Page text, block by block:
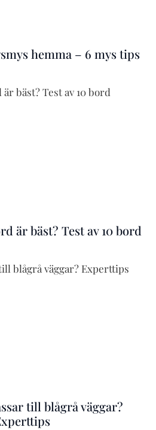
hemma – 6 mys tips
är bäst? Test av 10 bord
till blågrå väggar?